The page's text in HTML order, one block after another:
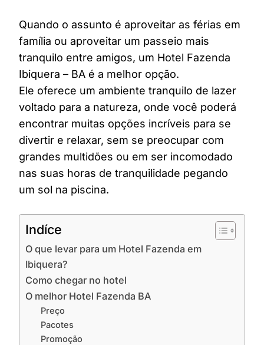
Quando o assunto é aproveitar as férias em
família ou aproveitar um passeio mais
tranquilo entre amigos, um Hotel Fazenda
Ibiquera – BA é a melhor opção.
Ele oferece um ambiente tranquilo de lazer
voltado para a natureza, onde você poderá
encontrar muitas opções incríveis para se
divertir e relaxar, sem se preocupar com
grandes multidões ou em ser incomodado
nas suas horas de tranquilidade pegando
um sol na piscina.
Indíce
O que levar para um Hotel Fazenda em
Ibiquera?
Como chegar no hotel
O melhor Hotel Fazenda BA
Preço
Pacotes
Promoção